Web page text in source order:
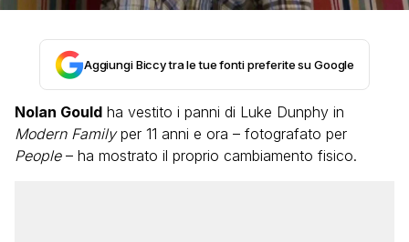
Aggiungi Biccy tra le tue fonti preferite su Google
Nolan Gould ha vestito i panni di Luke Dunphy in
Modern Familyper 11 anni e ora – fotografato per
People– ha mostrato il proprio cambiamento fisico.